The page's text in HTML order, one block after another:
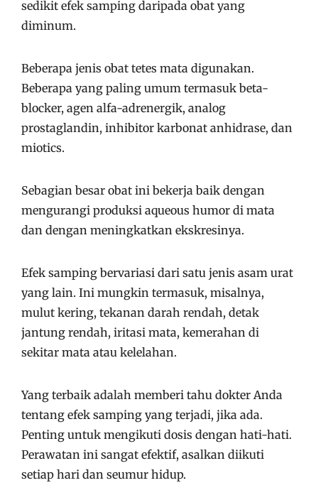
sedikit efek samping daripada obat yang
diminum.
Beberapa jenis obat tetes mata digunakan.
Beberapa yang paling umum termasuk beta-
blocker, agen alfa-adrenergik, analog
prostaglandin, inhibitor karbonat anhidrase, dan
miotics.
Sebagian besar obat ini bekerja baik dengan
mengurangi produksi aqueous humor di mata
dan dengan meningkatkan ekskresinya.
Efek samping bervariasi dari satu jenis asam urat
yang lain. Ini mungkin termasuk, misalnya,
mulut kering, tekanan darah rendah, detak
jantung rendah, iritasi mata, kemerahan di
sekitar mata atau kelelahan.
Yang terbaik adalah memberi tahu dokter Anda
tentang efek samping yang terjadi, jika ada.
Penting untuk mengikuti dosis dengan hati-hati.
Perawatan ini sangat efektif, asalkan diikuti
setiap hari dan seumur hidup.